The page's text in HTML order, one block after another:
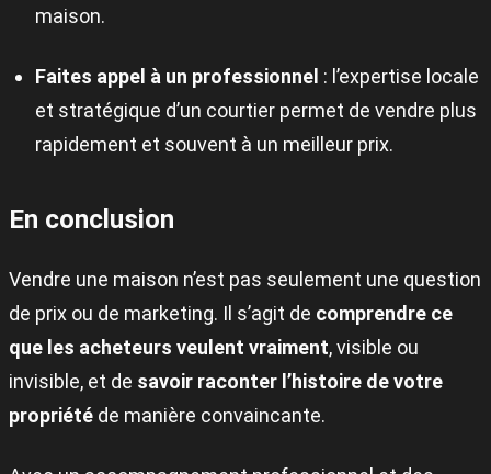
maison.
Faites appel à un professionnel : l’expertise locale
et stratégique d’un courtier permet de vendre plus
rapidement et souvent à un meilleur prix.
En conclusion
Vendre une maison n’est pas seulement une question
de prix ou de marketing. Il s’agit de comprendre ce
que les acheteurs veulent vraiment, visible ou
invisible, et de savoir raconter l’histoire de votre
propriété de manière convaincante.